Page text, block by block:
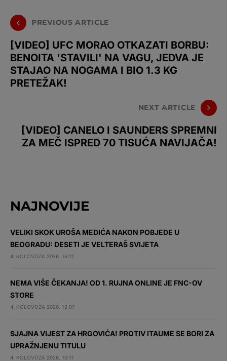
PREVIOUS ARTICLE
[VIDEO] UFC MORAO OTKAZATI BORBU:
BENOITA 'STAVILI' NA VAGU, JEDVA JE
STAJAO NA NOGAMA I BIO 1.3 KG
PRETEŽAK!
NEXT ARTICLE
[VIDEO] CANELO I SAUNDERS SPREMNI
ZA MEČ ISPRED 70 TISUĆA NAVIJAČA!
NAJNOVIJE
VELIKI SKOK UROŠA MEDIĆA NAKON POBJEDE U
BEOGRADU: DESETI JE VELTERAŠ SVIJETA
4. KOLOVOZA 2026. 16:11
NEMA VIŠE ČEKANJA! OD 1. RUJNA ONLINE JE FNC-OV
STORE
4. KOLOVOZA 2026. 12:07
SJAJNA VIJEST ZA HRGOVIĆA! PROTIV ITAUME SE BORI ZA
UPRAŽNJENU TITULU
4. KOLOVOZA 2026. 10:11